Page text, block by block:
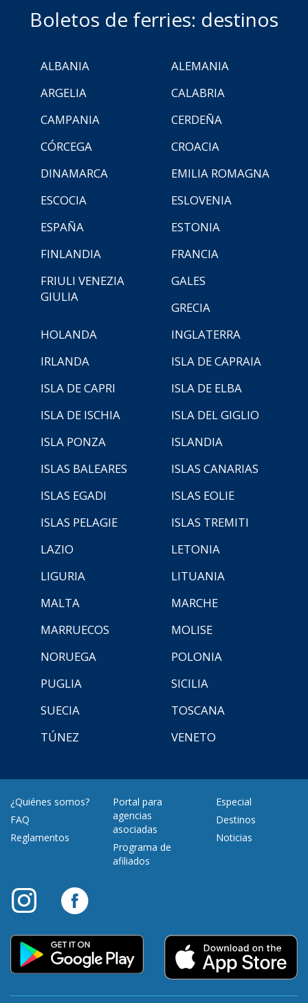
Boletos de ferries: destinos
ALBANIA
ALEMANIA
ARGELIA
CALABRIA
CAMPANIA
CERDEÑA
CÓRCEGA
CROACIA
DINAMARCA
EMILIA ROMAGNA
ESCOCIA
ESLOVENIA
ESPAÑA
ESTONIA
FINLANDIA
FRANCIA
FRIULI VENEZIA
GIULIA
GALES
GRECIA
HOLANDA
INGLATERRA
IRLANDA
ISLA DE CAPRAIA
ISLA DE CAPRI
ISLA DE ELBA
ISLA DE ISCHIA
ISLA DEL GIGLIO
ISLA PONZA
ISLANDIA
ISLAS BALEARES
ISLAS CANARIAS
ISLAS EGADI
ISLAS EOLIE
ISLAS PELAGIE
ISLAS TREMITI
LAZIO
LETONIA
LIGURIA
LITUANIA
MALTA
MARCHE
MARRUECOS
MOLISE
NORUEGA
POLONIA
PUGLIA
SICILIA
SUECIA
TOSCANA
TÚNEZ
VENETO
¿Quiénes somos?
FAQ
Reglamentos
Portal para
agencias
asociadas
Programa de
afiliados
Especial
Destinos
Noticias